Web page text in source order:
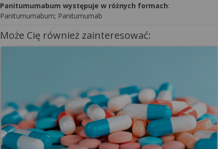
Panitumumabum występuje w różnych formach:
Panitumumabum; Panitumumab
Może Cię również zainteresować:
zewnętrznych w naszym serwisie znajdziesz wRegulaminie
Serwisu.